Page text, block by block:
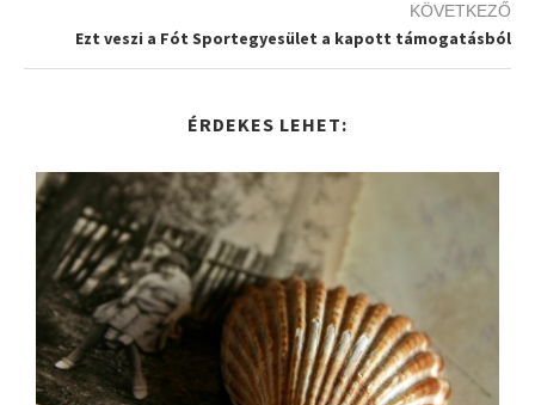
KÖVETKEZŐ
Ezt veszi a Fót Sportegyesület a kapott támogatásból
ÉRDEKES LEHET: